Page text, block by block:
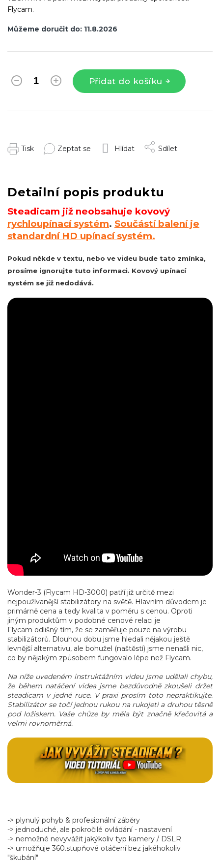
Můžeme doručit do: 11.8.2026
Přidat do košíku
Flycam.
Tisk Zeptat se Hlídat Sdílet
Detailní popis produktu
Steadicam již neobsahuje kovový
rychloupínací systém. Součástí balení je
standardní HD upínací systém.
Pokud někde v textu, nebo ve videu bude tato zmínka,
prosíme ignorujte tuto informaci. Kovový upínací
systém se již nedodává.
Wonder-3 (Flycam HD-3000) patří již určitě mezi
nejpoužívanější stabilizátory na světě. Hlavním důvodem je
primárně cena a tedy kvalita v poměru s cenou. Oproti
jiným produktům v podobné cenové relaci je
Flycam odlišný tím, že se zaměřuje pouze na výrobu
stabilizátorů. Dlouhou dobu jsme hledali nějakou ještě
levnější alternativu, ale bohužel (naštěstí) jsme nenašli nic,
co by nějakým způsobem fungovalo lépe než Flycam.
Na níže uvedeném instruktážním videu jsme udělali chybu,
že během natáčení videa jsme bezdůvodně zkoušeli držet
steadicam v jedné ruce. V praxi prosím toto nepraktikujte.
Stabilizátor se točí jednou rukou na rukojeti a druhou těsně
pod ložiskem. Vaše chůze by měla být značně křečovitá a
velmi rovnoměrná.
-> plynulý pohyb & profesionální záběry
-> jednoduché, ale pokročilé ovládání - nastavení
-> nemožné nevyvážit jakýkoliv typ kamery / DSLR
-> umožňuje 360.stupňové otáčení bez jakéhokoliv
"škubání"